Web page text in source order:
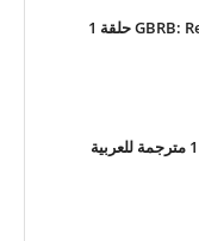
برنامج GBRB: Reap What You Sow حلقة 1